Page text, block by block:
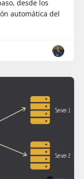
desde los
automática del